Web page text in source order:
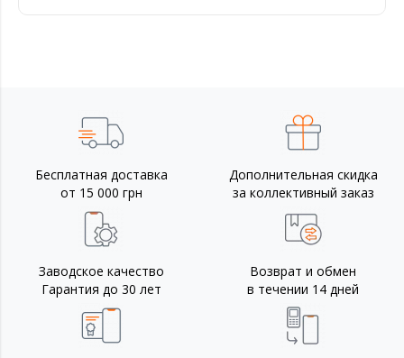
Бесплатная доставка
от 15 000 грн
Дополнительная скидка
за коллективный заказ
Заводское качество
Гарантия до 30 лет
Возврат и обмен
в течении 14 дней